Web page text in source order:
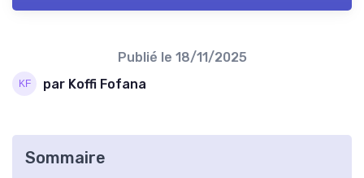
Publié le 18/11/2025
par Koffi Fofana
Sommaire